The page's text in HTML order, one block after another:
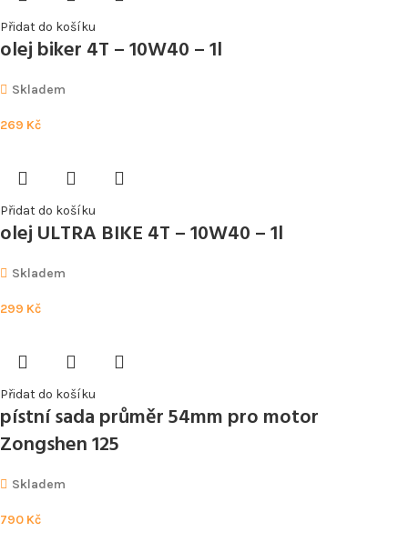
Přidat do košíku
olej biker 4T – 10W40 – 1l
Skladem
269 Kč
Přidat do košíku
olej ULTRA BIKE 4T – 10W40 – 1l
Skladem
299 Kč
Přidat do košíku
pístní sada průměr 54mm pro motor
Zongshen 125
Skladem
790 Kč